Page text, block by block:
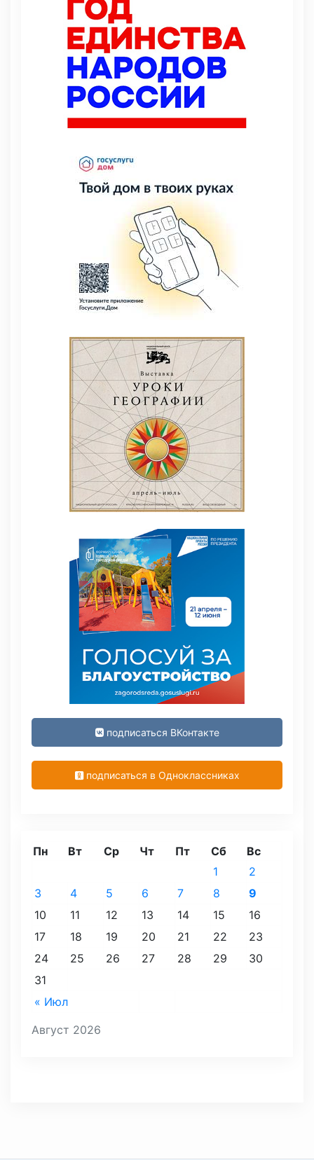
подписаться ВКонтакте
подписаться в Одноклассниках
Август 2026
Пн Вт Ср Чт Пт Сб Вс
« Июл
1
2
3
4 5 6 7 8
9
10
11 12 13 14 15
16
17
18 19 20 21 22
23
24
25 26 27 28 29
30
31